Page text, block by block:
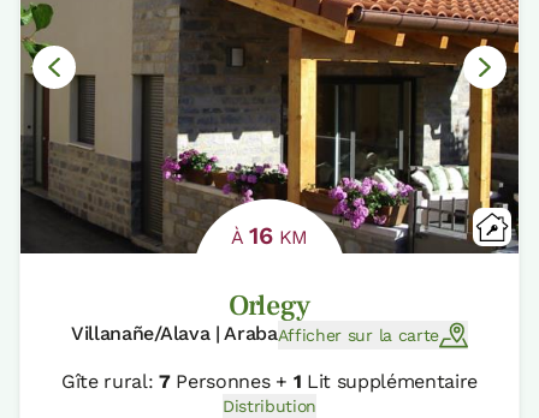
À16KM
Orlegy
Villanañe/Alava | ArabaAfficher sur la carte
Gîte rural:7Personnes + 1 Lit supplémentaire
Distribution